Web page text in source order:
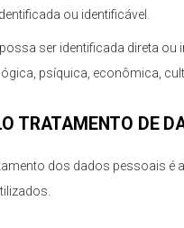
ou identificável.
ser identificada direta
psíquica, econômica,
TRATAMENTO DE
dos dados pessoais